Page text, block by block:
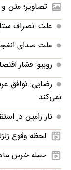
تصاویر؛ متن و
علت انصراف
علت صدای
روبیو: فشار
رضایی: توافق
نمی‌کند
ناز رامین در
لحظه وقوع زلزله ۷.۱ ریشتری در
حمله خرس